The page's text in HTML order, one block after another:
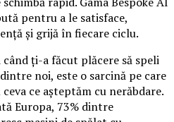
pentru a le satisface,
și grijă în fiecare ciclu.
ți-a făcut plăcere să speli
noi, este o sarcină pe care
ce așteptăm cu nerăbdare.
Europa, 73% dintre